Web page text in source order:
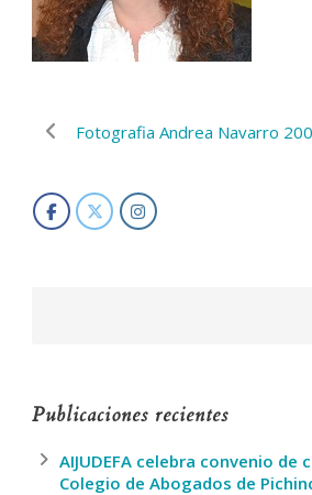
Fotografia Andrea Navarro
Publicaciones recientes
AIJUDEFA celebra convenio de
Colegio de Abogados de